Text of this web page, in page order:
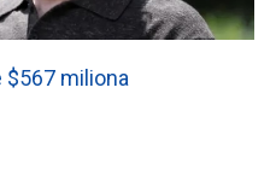
$567 miliona